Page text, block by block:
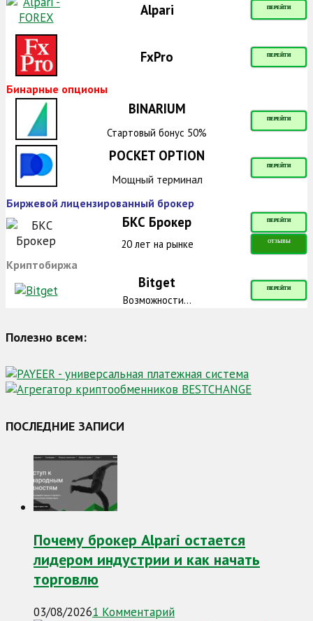
Alpari ПЕРЕЙТИ
FxPro ПЕРЕЙТИ
Бинарные опционы
BINARIUM
ПЕРЕЙТИ
Стартовый бонус 50%
POCKET OPTION
ПЕРЕЙТИ
Мощный терминал
Биржевой лицензированный брокер
БКС Брокер ПЕРЕЙТИ
20 лет на рынке ОТЗЫВЫ
Криптобиржа
Bitget ПЕРЕЙТИ
Возможности...
Полезно всем:
ПОСЛЕДНИЕ ЗАПИСИ
Почему брокер Alpari остается
лидером индустрии и как начать
торговлю
03/08/20261 Комментарий